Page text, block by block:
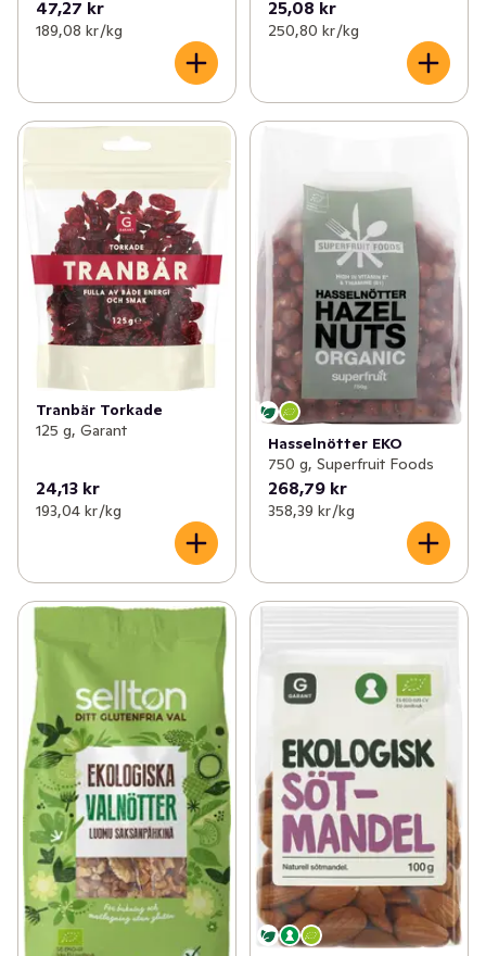
47,27 kr
189,08 kr /kg
25,08 kr
250,80 kr /kg
Tranbär Torkade
125 g, Garant
24,13 kr
193,04 kr /kg
Hasselnötter EKO
750 g, Superfruit Foods
268,79 kr
358,39 kr /kg